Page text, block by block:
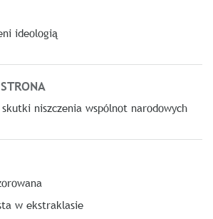
ideologią
skutki niszczenia wspólnot narodowych
w ekstraklasie